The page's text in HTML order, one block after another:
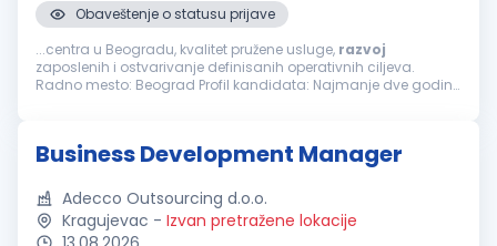
Obaveštenje o statusu prijave
...centra u Beogradu, kvalitet pružene usluge, razvoj
zaposlenih i ostvarivanje definisanih operativnih ciljeva.
Radno mesto: Beograd Profil kandidata: Najmanje dve godine
Business Development Manager
Adecco Outsourcing d.o.o.
Kragujevac - Izvan pretražene lokacije